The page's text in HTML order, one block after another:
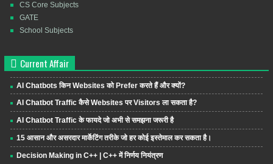
CS Core Subjects
GATE
School Subjects
Current Affair
AI Chatbots किन Websites को Prefer करते हैं और क्यों?
AI Chatbot Traffic कैसे Websites पर Visitors ला सकता है?
AI Chatbot Traffic के फायदे जो अभी से समझना जरूरी है
15 आसान और असरदार मार्केटिंग तरीके जो हर कोई इस्तेमाल कर सकता है।
Decision Making in C++ | C++ में निर्णय नियंत्रण